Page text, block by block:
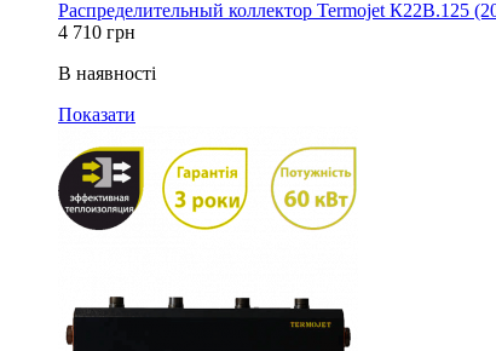
Распределительный коллектор Termojet К22В.125
4 710 грн
В наявності
Показати